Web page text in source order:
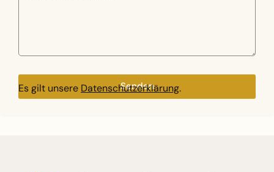
Senden
Es gilt unsere Datenschutzerklärung.